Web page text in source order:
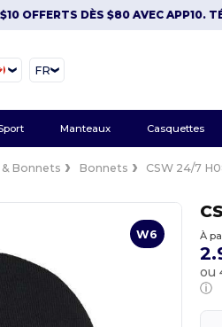
DÈS $80 AVEC APP10.
FR
Manteaux Casquettes
Bonnets Bonnets CSW 24/7
W6 À
ou
ⓘ